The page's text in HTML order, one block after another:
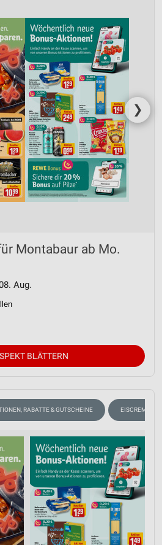
❯
Montabaur ab Mo.
Aug.
BLÄTTERN
RABATTE & GUTSCHEINE EISCREME